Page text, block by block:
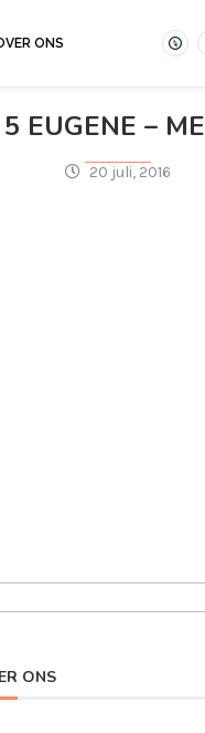
ONS
EUGENE –
20 juli, 2016
ONS